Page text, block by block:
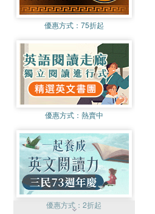
優惠方式： 75折起
優惠方式： 熱賣中
優惠方式：2折起